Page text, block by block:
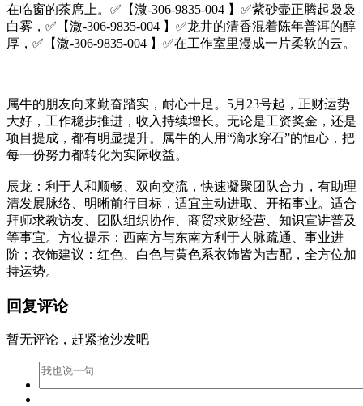
在临窗的茶席上。✅【溦-306-9835-004 】✅紫砂壶正腾起袅袅
白雾，✅【溦-306-9835-004 】✅龙井的清香混着陈年普洱的醇
厚，✅【溦-306-9835-004 】✅在工作室里漫成一片柔软的云。
属牛的朋友向来勤奋踏实，耐心十足。5月23号起，正财运势
大好，工作稳步推进，收入持续增长。无论是工资奖金，还是
项目提成，都有明显提升。属牛的人用“滴水穿石”的恒心，把
每一份努力都转化为实际收益。
辰龙：利于人和顺畅、双向交流，快速凝聚团队合力，有助理
清发展脉络、明晰前行目标，适宜主动进取、开拓事业。适合
拜师求教访友、团队组织协作、商贸求财经营、知识宣讲普及
等事宜。方位提示：西南方与东南方利于人脉疏通、事业进
阶；衣饰建议：红色、白色与黄色系衣饰皆为吉配，全方位加
持运势。
回复评论
暂无评论，赶紧抢沙发吧